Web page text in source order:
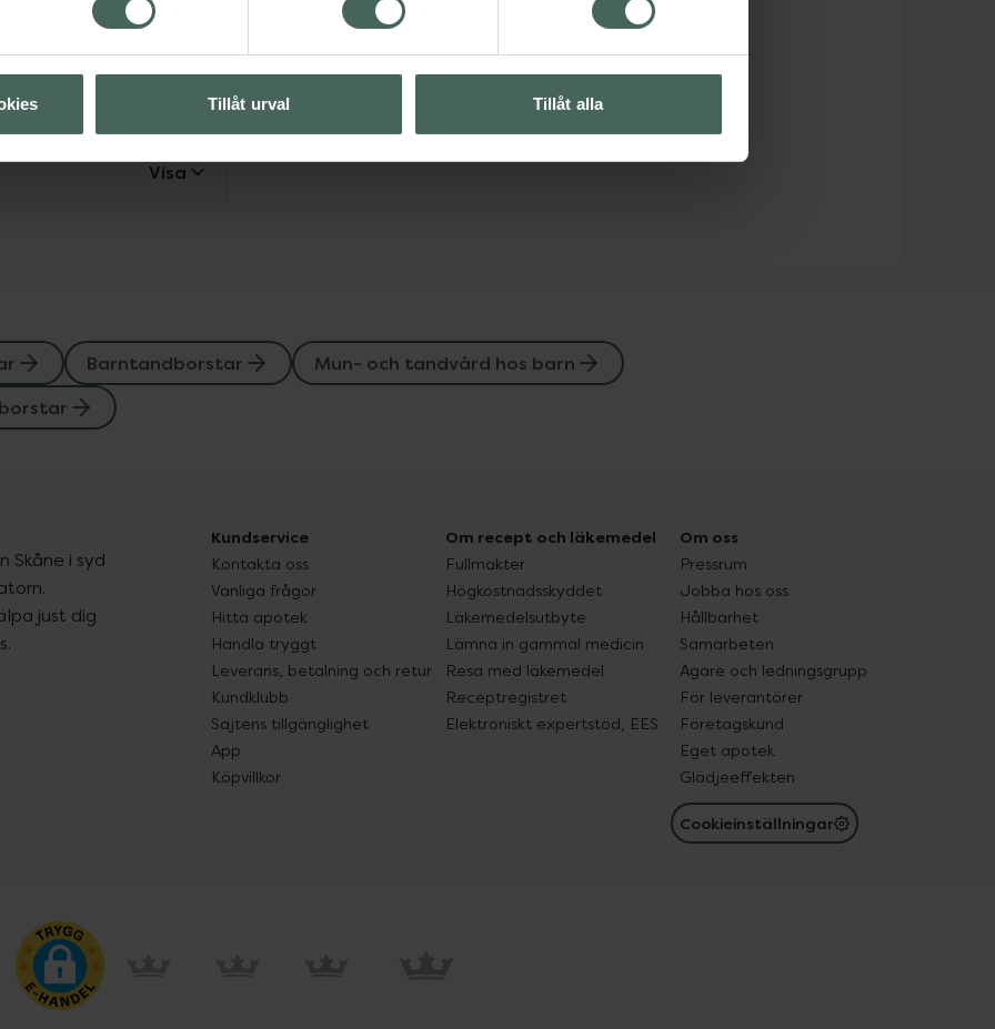
Tillåt urval Tillåt alla
hos barn
Visa
Barntandborstar
Mun- och tandvård hos barn
Skåne i syd
just dig
Kundservice
Kontakta oss
Vanliga frågor
Hitta apotek
Handla tryggt
Leverans, betalning och retur
Kundklubb
Sajtens tillgänglighet
App
Köpvillkor
Om recept och läkemedel
Fullmakter
Högkostnadsskyddet
Läkemedelsutbyte
Lämna in gammal medicin
Resa med läkemedel
Receptregistret
Elektroniskt expertstöd, EES
Om oss
Pressrum
Jobba hos oss
Hållbarhet
Samarbeten
Ägare och ledningsgrupp
För leverantörer
Företagskund
Eget apotek
Glädjeeffekten
Cookieinställningar